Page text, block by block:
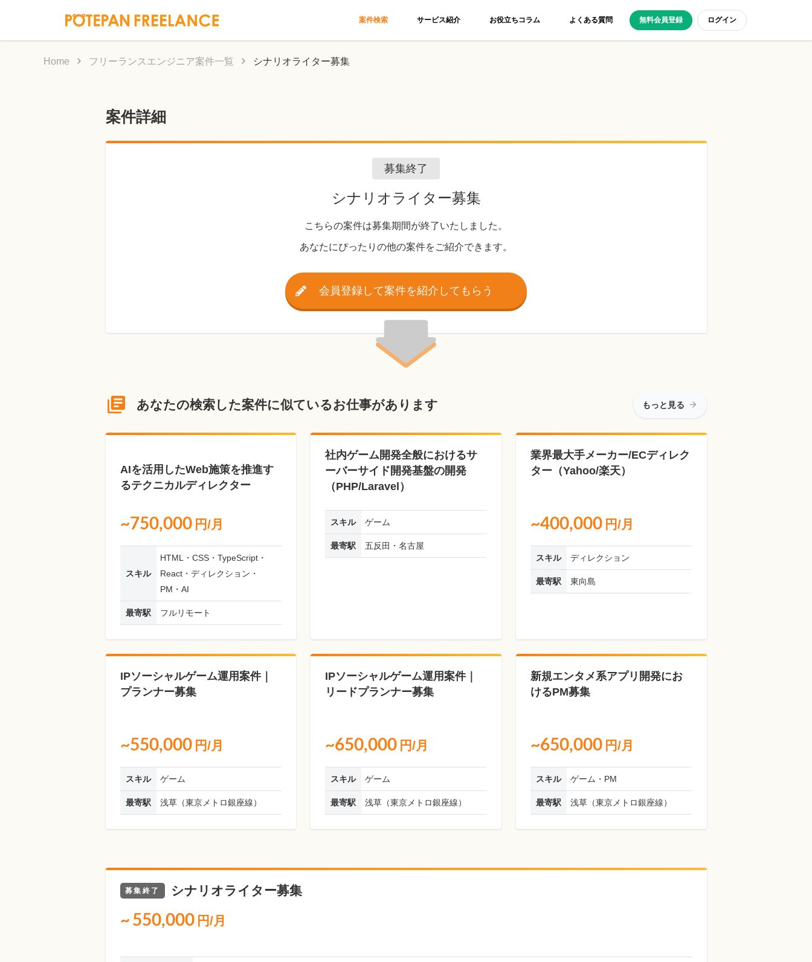
案件検索 サービス紹介 お役立ちコラム よくある質問 無料会員登録 ログイン
Home フリーランスエンジニア案件一覧 シナリオライター募集
案件詳細
募集終了
シナリオライター募集
こちらの案件は募集期間が終了いたしました。
あなたにぴったりの他の案件をご紹介できます。
会員登録して案件を紹介してもらう
あなたの検索した案件に似ているお仕事があります もっと見る
AIを活用したWeb施策を推進す
るテクニカルディレクター
~750,000 円/月
スキル
HTML・CSS・TypeScript・
React・ディレクション・
PM・AI
最寄駅 フルリモート
社内ゲーム開発全般におけるサ
ーバーサイド開発基盤の開発
（PHP/Laravel）
スキル ゲーム
最寄駅 五反田・名古屋
業界最大手メーカー/ECディレク
ター（Yahoo/楽天）
~400,000 円/月
スキル ディレクション
最寄駅 東向島
IPソーシャルゲーム運用案件｜
プランナー募集
~550,000 円/月
スキル ゲーム
最寄駅 浅草（東京メトロ銀座線）
IPソーシャルゲーム運用案件｜
リードプランナー募集
~650,000 円/月
スキル ゲーム
最寄駅 浅草（東京メトロ銀座線）
新規エンタメ系アプリ開発にお
けるPM募集
~650,000 円/月
スキル ゲーム・PM
最寄駅 浅草（東京メトロ銀座線）
募集終了 シナリオライター募集
~ 550,000 円/月